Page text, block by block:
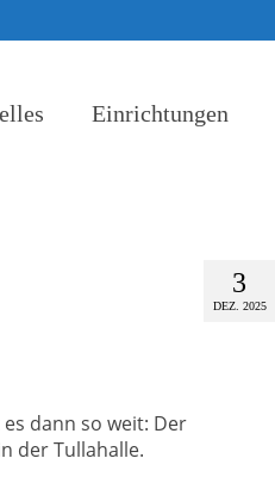
Einrichtungen
3
DEZ. 2025
dann so weit: Der
der Tullahalle.